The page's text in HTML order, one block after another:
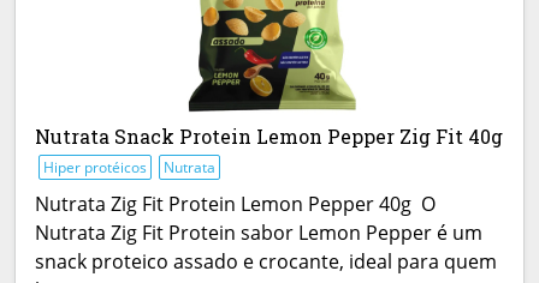
Nutrata Snack Protein Lemon Pepper Zig Fit 40g
Hiper protéicos Nutrata
Nutrata Zig Fit Protein Lemon Pepper 40g O
Nutrata Zig Fit Protein sabor Lemon Pepper é um
snack proteico assado e crocante, ideal para quem